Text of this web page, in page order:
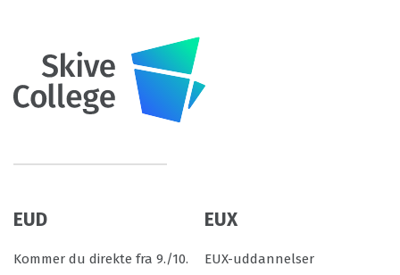
EUD
Kommer du direkte fra 9./10.
EUX
EUX-uddannelser